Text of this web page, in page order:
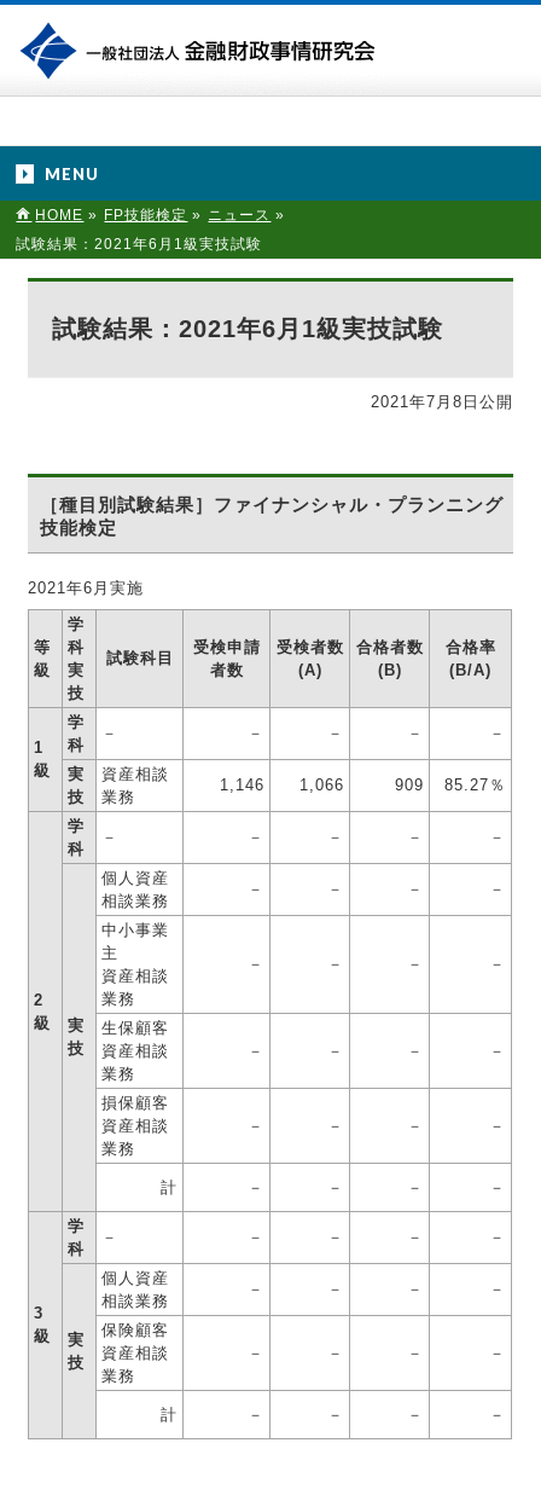
MENU
HOME » FP技能検定 » ニュース »
試験結果：2021年6月1級実技試験
試験結果：2021年6月1級実技試験
2021年7月8日公開
［種目別試験結果］ファイナンシャル・プランニング
技能検定
2021年6月実施
等
級
学
科
実
技
試験科目
受検申請
者数
受検者数
(A)
合格者数
(B)
合格率
(B/A)
1
級
学
科
－ － － － －
実
技
資産相談
業務
1,146 1,066 909 85.27％
2
級
学
科
－ － － － －
実
技
個人資産
相談業務
－ － － －
中小事業
主
資産相談
業務
－ － － －
生保顧客
資産相談
業務
－ － － －
損保顧客
資産相談
業務
－ － － －
計 － － － －
3
級
学
科
－ － － － －
実
技
個人資産
相談業務
－ － － －
保険顧客
資産相談
業務
－ － － －
計 － － － －